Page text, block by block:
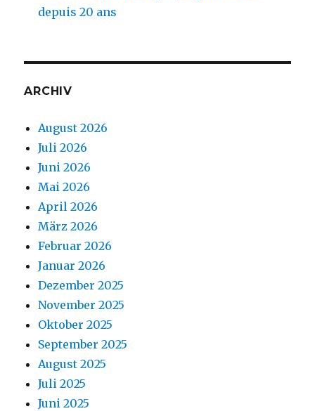
depuis 20 ans
ARCHIV
August 2026
Juli 2026
Juni 2026
Mai 2026
April 2026
März 2026
Februar 2026
Januar 2026
Dezember 2025
November 2025
Oktober 2025
September 2025
August 2025
Juli 2025
Juni 2025